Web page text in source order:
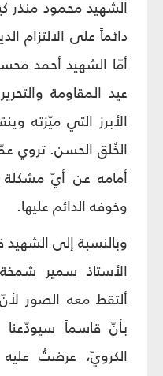
الشهيد محمود منذر
دائماً على الالتزام
أمّا الشهيد أحمد
الأبرز التي ميّزته
الخُلق الحسن. تروي
أمامه عن أيّ مشكلة
وخوفه الدائم عليها.
وبالنسبة إلى
الأستاذ سمير
ألتقط معه الصور
بأنّ قاسماً
الكرويّ، عرضتُ